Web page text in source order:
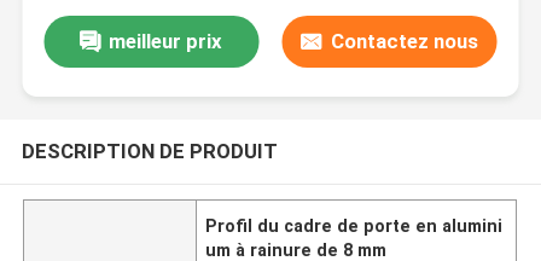
meilleur prix Contactez nous
DESCRIPTION DE PRODUIT
Profil du cadre de porte en alumini
um à rainure de 8 mm